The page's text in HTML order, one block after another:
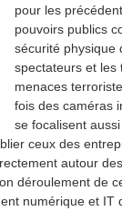
pour les
pouvoirs publics
sécurité physique
spectateurs et les
menaces
fois des caméras
se focalisent
ceux des
autour
déroulement de
numérique et IT